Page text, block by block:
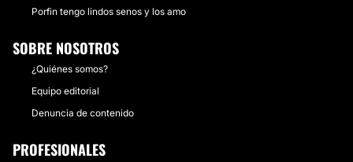
Porfin tengo lindos senos y los amo
SOBRE NOSOTROS
¿Quiénes somos?
Equipo editorial
Denuncia de contenido
PROFESIONALES